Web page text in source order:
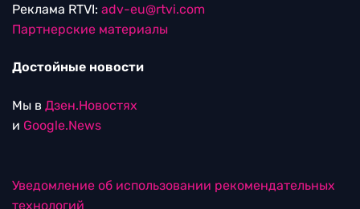
Реклама RTVI: adv-eu@rtvi.com
Партнерские материалы
Достойные новости
Мы в Дзен.Новостях
и Google.News
Уведомление об использовании рекомендательных
технологий